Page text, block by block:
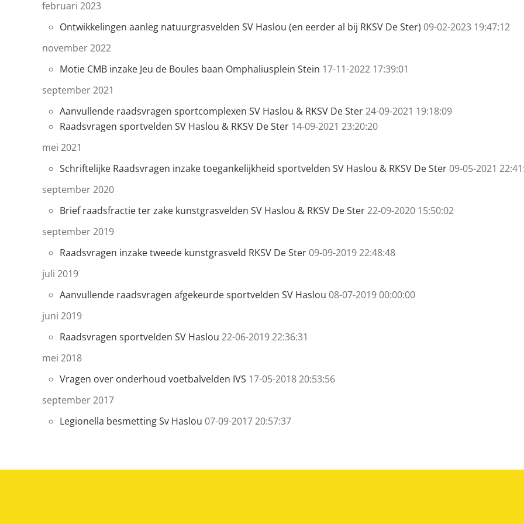
februari 2023
Ontwikkelingen aanleg natuurgrasvelden SV Haslou (en eerder al bij RKSV De Ster) 09-02-2023 19:47:12
november 2022
Motie CMB inzake Jeu de Boules baan Omphaliusplein Stein 17-11-2022 17:39:01
september 2021
Aanvullende raadsvragen sportcomplexen SV Haslou & RKSV De Ster24-09-2021 19:18:09
Raadsvragen sportvelden SV Haslou & RKSV De Ster 14-09-2021 23:20:20
mei 2021
Schriftelijke Raadsvragen inzake toegankelijkheid sportvelden SV Haslou & RKSV De Ster09-05-2021
september 2020
Brief raadsfractie ter zake kunstgrasvelden SV Haslou & RKSV De Ster22-09-2020 15:50:02
september 2019
Raadsvragen inzake tweede kunstgrasveld RKSV De Ster09-09-2019 22:48:48
juli 2019
Aanvullende raadsvragen afgekeurde sportvelden SV Haslou 08-07-2019 00:00:00
juni 2019
Raadsvragen sportvelden SV Haslou 22-06-2019 22:36:31
mei 2018
Vragen over onderhoud voetbalvelden IVS 17-05-2018 20:53:56
september 2017
Legionella besmetting Sv Haslou 07-09-2017 20:57:37